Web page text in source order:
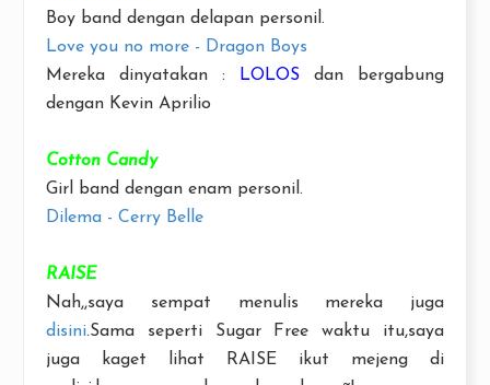
Boy band dengan delapan personil.
Love you no more - Dragon Boys
Mereka dinyatakan :
LOLOS dan bergabung
dengan Kevin Aprilio
Cotton Candy
Girl band dengan enam personil.
Dilema - Cerry Belle
RAISE
Nah,,saya sempat menulis mereka juga
disini.Sama seperti Sugar Free waktu itu,saya
juga kaget lihat RAISE ikut mejeng di